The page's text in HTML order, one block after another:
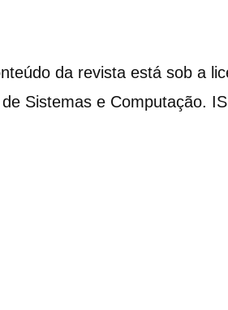
da revista está sob a
Sistemas e Computação.